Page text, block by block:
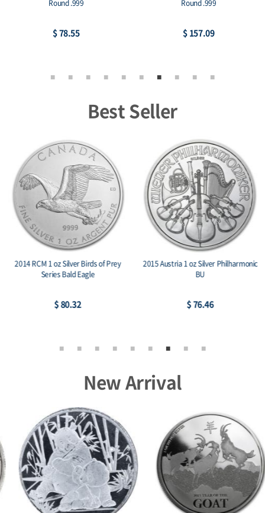
Round .999
$ 78.55
Round .999
$ 157.09
Best Seller
2014 RCM 1 oz Silver Birds of Prey
Series Bald Eagle
$ 80.32
2015 Austria 1 oz Silver Philharmonic
BU
$ 76.46
New Arrival